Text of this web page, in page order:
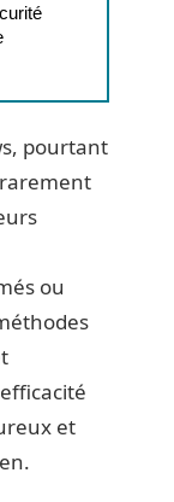
pourtant
ou
et